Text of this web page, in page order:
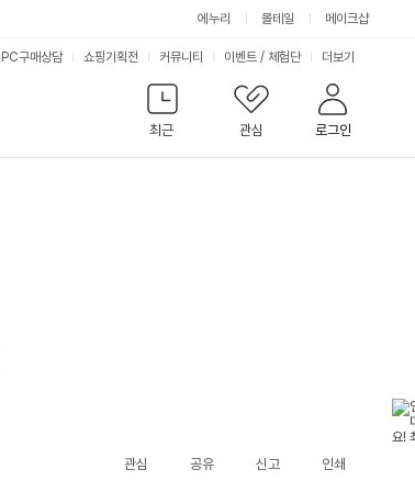
에누리 몰테일 메이크샵
최근
관심 로그인
PC구매상담 쇼핑기획전 커뮤니티 이벤트 / 체험단 서
비
스
더보기
관심 공유 신고 인쇄